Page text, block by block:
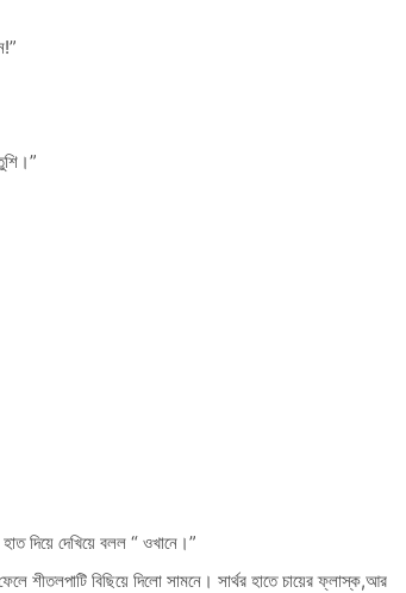
দিয়ে দেখিয়ে বলল “ ওখানে।”
শীতলপাটি বিছিয়ে দিলো সামনে। সার্থর হাতে চায়ের ফ্লাস্ক,আর